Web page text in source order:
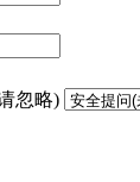
忽略)